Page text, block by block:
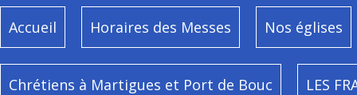
Accueil Horaires des Messes Nos églises
Chrétiens à Martigues et Port de Bouc LES